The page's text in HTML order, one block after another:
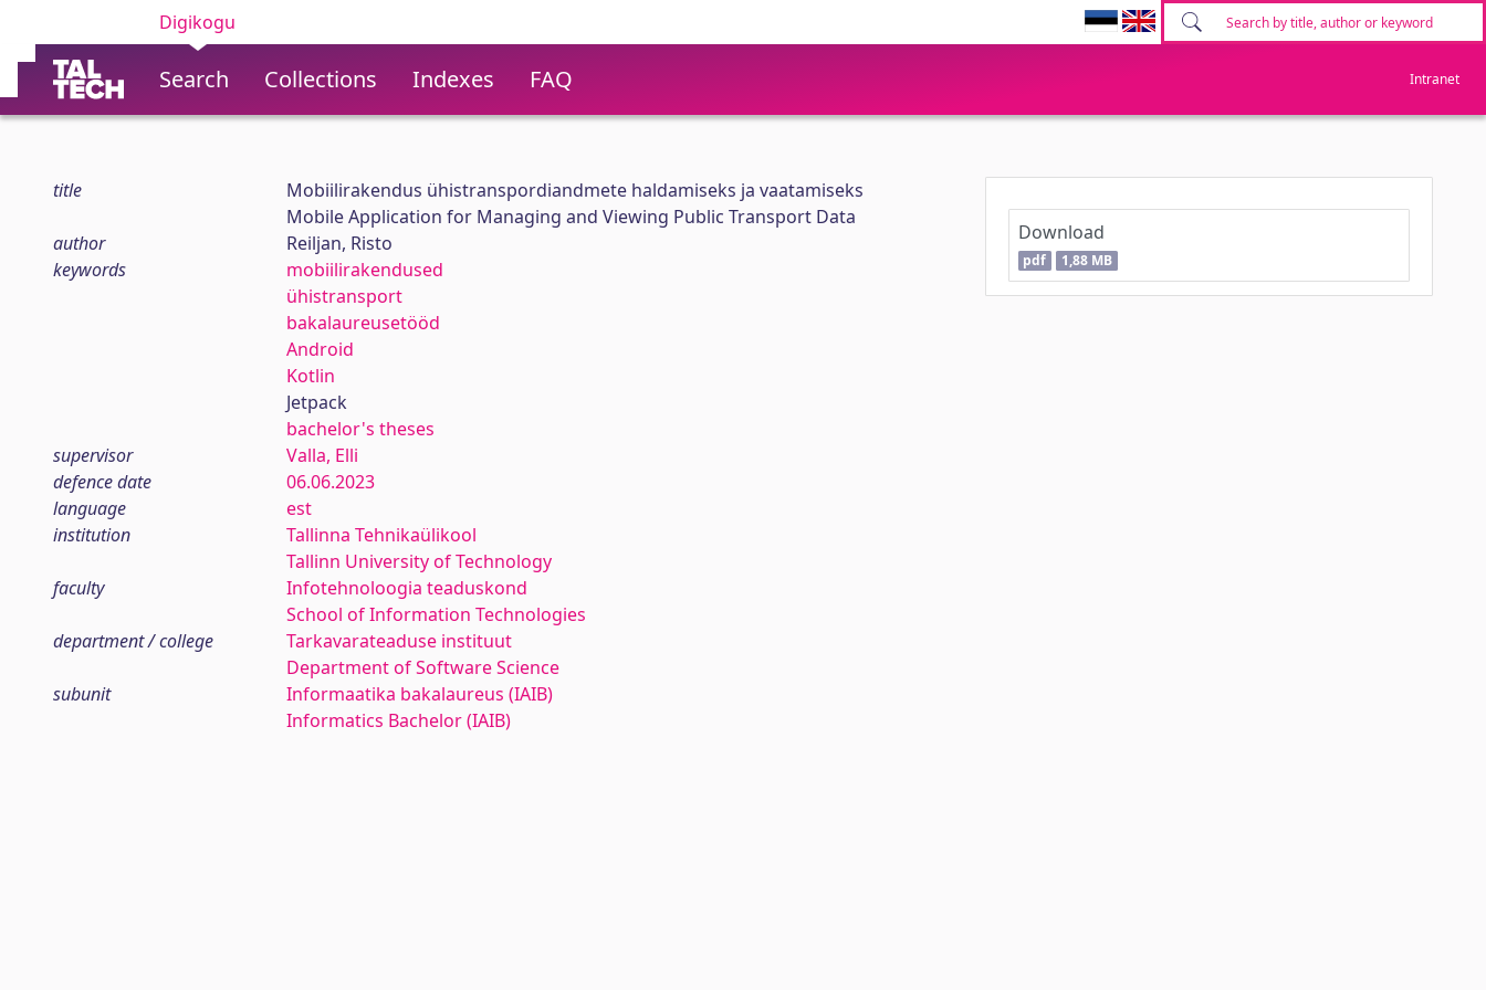
Digikogu
Search Collections Indexes FAQ Intranet
title
Mobiilirakendus ühistranspordiandmete haldamiseks ja vaatamiseks
Mobile Application for Managing and Viewing Public Transport Data
author
Reiljan, Risto
keywords
mobiilirakendused
ühistransport
bakalaureusetööd
Android
Kotlin
Jetpack
bachelor's theses
supervisor
Valla, Elli
defence date
06.06.2023
language
est
institution
Tallinna Tehnikaülikool
Tallinn University of Technology
faculty
Infotehnoloogia teaduskond
School of Information Technologies
department / college
Tarkavarateaduse instituut
Department of Software Science
subunit
Informaatika bakalaureus (IAIB)
Informatics Bachelor (IAIB)
Download
pdf 1,88 MB